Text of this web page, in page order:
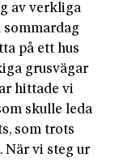
av verkliga
sommardag
på ett hus
grusvägar
hittade vi
skulle leda
som trots
När vi steg ur